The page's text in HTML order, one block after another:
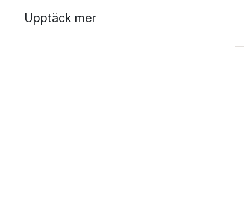
Upptäck mer